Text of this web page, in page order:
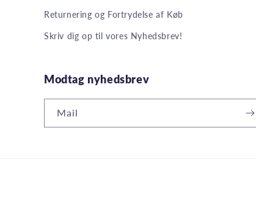
Returnering og Fortrydelse af Køb
Skriv dig op til vores Nyhedsbrev!
Modtag nyhedsbrev
Mail